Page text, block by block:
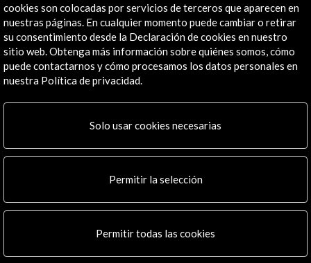
Actividades
Programa PICE
Residencias
Noticias
Multimedia
Boletín digital
Logo y crédito a AC/E
Conecta
X (Twitter)
cookies son colocadas por servicios de terceros que aparecen en
nuestras páginas. En cualquier momento puede cambiar o retirar
su consentimiento desde la Declaración de cookies en nuestro
sitio web. Obtenga más información sobre quiénes somos, cómo
puede contactarnos y cómo procesamos los datos personales en
nuestra Política de privacidad.
Solo usar cookies necesarias
Permitir la selección
Permitir todas las cookies